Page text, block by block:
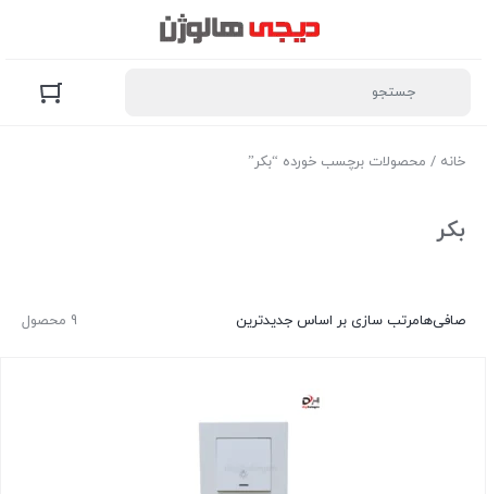
خانه / محصولات برچسب خورده “بکر”
بکر
9 محصول صافی‌هامرتب سازی بر اساس جدیدترین